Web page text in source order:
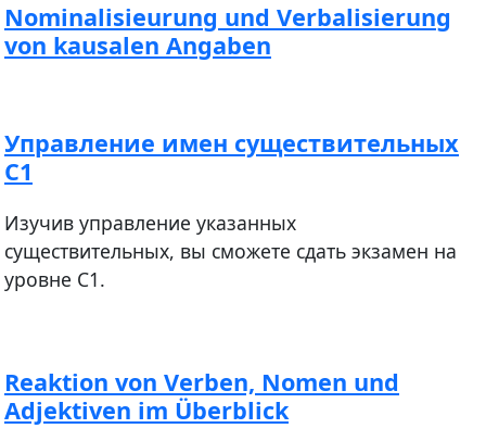
Nominalisieurung und Verbalisierung
von kausalen Angaben
Управление имен существительных
С1
Изучив управление указанных
существительных, вы сможете сдать экзамен на
уровне С1.
Reaktion von Verben, Nomen und
Adjektiven im Überblick